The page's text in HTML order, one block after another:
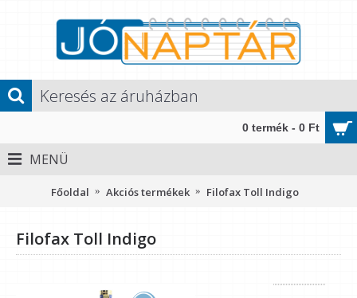
0 termék - 0 Ft
MENÜ
Főoldal Akciós termékek Filofax Toll Indigo
Filofax Toll Indigo